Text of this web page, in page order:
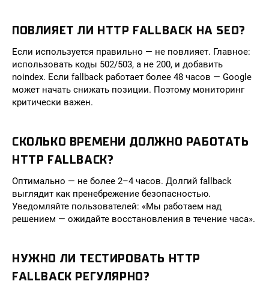
ПОВЛИЯЕТ ЛИ HTTP FALLBACK НА SEO?
Если используется правильно — не повлияет. Главное:
использовать коды 502/503, а не 200, и добавить
noindex. Если fallback работает более 48 часов — Google
может начать снижать позиции. Поэтому мониторинг
критически важен.
СКОЛЬКО ВРЕМЕНИ ДОЛЖНО РАБОТАТЬ
HTTP FALLBACK?
Оптимально — не более 2–4 часов. Долгий fallback
выглядит как пренебрежение безопасностью.
Уведомляйте пользователей: «Мы работаем над
решением — ожидайте восстановления в течение часа».
НУЖНО ЛИ ТЕСТИРОВАТЬ HTTP
FALLBACK РЕГУЛЯРНО?